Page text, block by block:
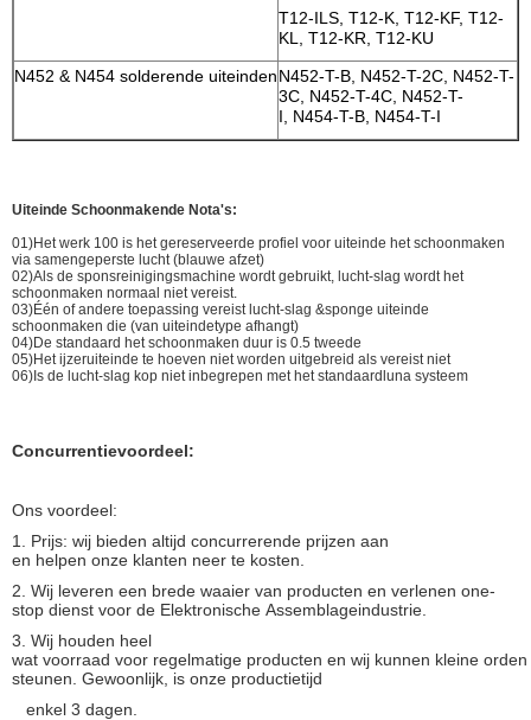
T12-ILS, T12-K, T12-KF, T12-
KL, T12-KR, T12-KU
N452 & N454 solderende uiteindenN452-T-B, N452-T-2C, N452-T-
3C, N452-T-4C, N452-T-
I, N454-T-B, N454-T-I
Uiteinde Schoonmakende Nota's:
01)Het werk 100 is het gereserveerde profiel voor uiteinde het schoonmaken
via samengeperste lucht (blauwe afzet)
02)Als de sponsreinigingsmachine wordt gebruikt, lucht-slag wordt het
schoonmaken normaal niet vereist.
03)Één of andere toepassing vereist lucht-slag &sponge uiteinde
schoonmaken die (van uiteindetype afhangt)
04)De standaard het schoonmaken duur is 0.5 tweede
05)Het ijzeruiteinde te hoeven niet worden uitgebreid als vereist niet
06)Is de lucht-slag kop niet inbegrepen met het standaardluna systeem
Concurrentievoordeel:
Ons voordeel:
1. Prijs: wij bieden altijd concurrerende prijzen aan
en helpen onze klanten neer te kosten.
2. Wij leveren een brede waaier van producten en verlenen one-
stop dienst voor de Elektronische Assemblageindustrie.
3. Wij houden heel
wat voorraad voor regelmatige producten en wij kunnen kleine orden
steunen. Gewoonlijk, is onze productietijd
enkel 3 dagen.